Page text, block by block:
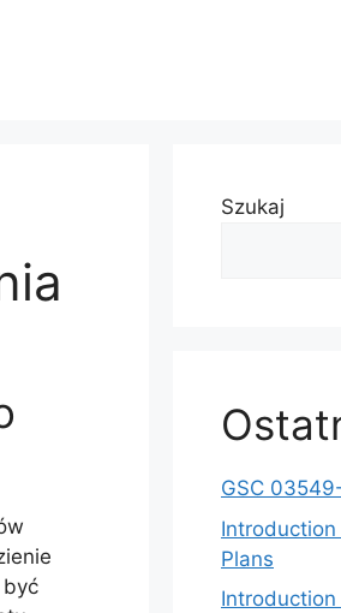
Szukaj
GSC
Plans
Introduction